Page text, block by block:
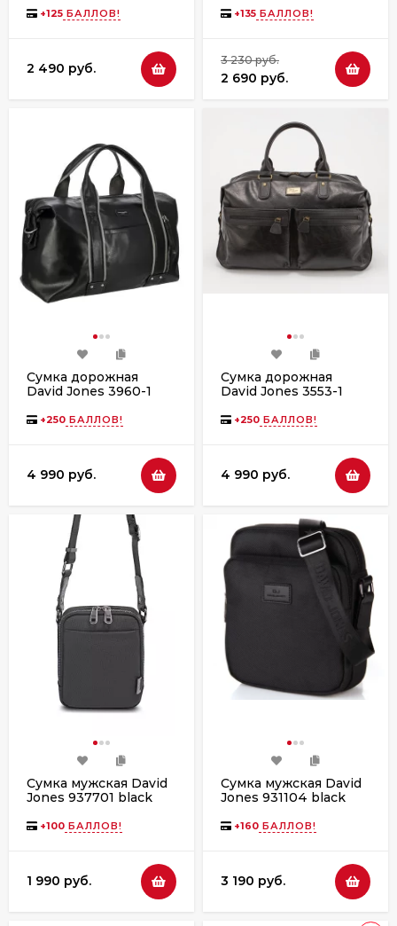
+125 БАЛЛОВ!
2 490 руб.
+135 БАЛЛОВ!
3 230 руб.
2 690 руб.
Сумка дорожная
David Jones 3960-1
+250 БАЛЛОВ!
4 990 руб.
Сумка дорожная
David Jones 3553-1
+250 БАЛЛОВ!
4 990 руб.
Сумка мужская David
Jones 937701 black
+100 БАЛЛОВ!
1 990 руб.
Сумка мужская David
Jones 931104 black
+160 БАЛЛОВ!
3 190 руб.